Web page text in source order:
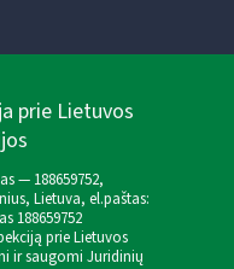
prie Lietuvos
— 188659752,
Lietuva, el.paštas:
188659752
prie Lietuvos
ir saugomi Juridinių